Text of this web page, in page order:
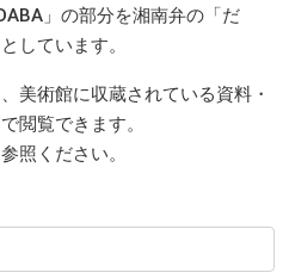
」の部分を湘南弁の「だ
しています。
美術館に収蔵されている資料・
閲覧できます。
照ください。